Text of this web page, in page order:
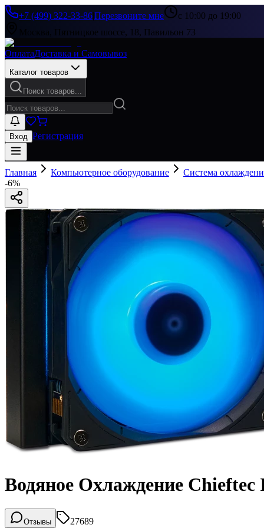
+7 (499) 322-33-86|Перезвоните мне
с 10:00 до 19:00
Москва, Пятницкое шоссе, 18, Павильон 73
ОплатаДоставка и Самовывоз
Каталог товаров
Поиск товаров...
Вход Регистрация
Главная Компьютерное оборудование Система
-6%
Водяное Охлаждение Chieftec
Отзывы
27689